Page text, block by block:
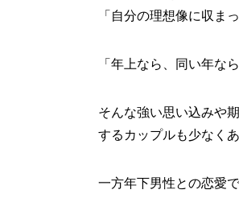
「自分の理想像に収ま
「年上なら、同い年な
そんな強い思い込みや
するカップルも少なくあ
一方年下男性との恋愛で